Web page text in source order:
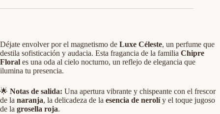
Déjate envolver por el magnetismo de Luxe Céleste, un perfume que
destila sofisticación y audacia. Esta fragancia de la familia Chipre
Floral es una oda al cielo nocturno, un reflejo de elegancia que
ilumina tu presencia.
🌟 Notas de salida: Una apertura vibrante y chispeante con el frescor
de la naranja, la delicadeza de la esencia de nerolíy el toque jugoso
de la grosella roja.